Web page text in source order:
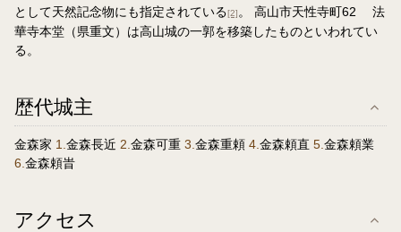
として天然記念物にも指定されている[2] 。 高山市天性寺町62 法
華寺本堂（県重文）は高山城の一郭を移築したものといわれてい
る。
歴代城主
金森家 1. 金森長近 2. 金森可重 3. 金森重頼 4. 金森頼直 5. 金森頼業
6. 金森頼旹
アクセス